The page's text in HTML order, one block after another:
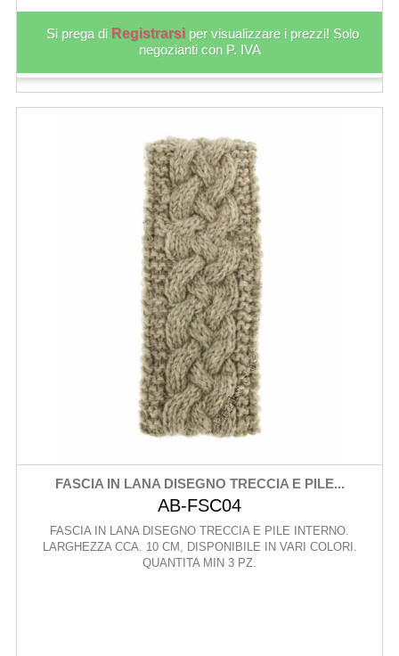
Si prega di Registrarsi per visualizzare i prezzi! Solo
negozianti con P. IVA
FASCIA IN LANA DISEGNO TRECCIA E PILE...
AB-FSC04
FASCIA IN LANA DISEGNO TRECCIA E PILE INTERNO.
LARGHEZZA CCA. 10 CM, DISPONIBILE IN VARI COLORI.
QUANTITA MIN 3 PZ.